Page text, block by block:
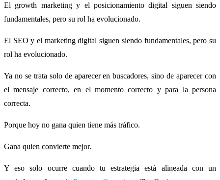
El growth marketing y el posicionamiento digital siguen siendo
fundamentales, pero su rol ha evolucionado.
El SEO y el marketing digital siguen siendo fundamentales, pero su
rol ha evolucionado.
Ya no se trata solo de aparecer en buscadores, sino de aparecer con
el mensaje correcto, en el momento correcto y para la persona
correcta.
Porque hoy no gana quien tiene más tráfico.
Gana quien convierte mejor.
Y eso solo ocurre cuando tu estrategia está alineada con un